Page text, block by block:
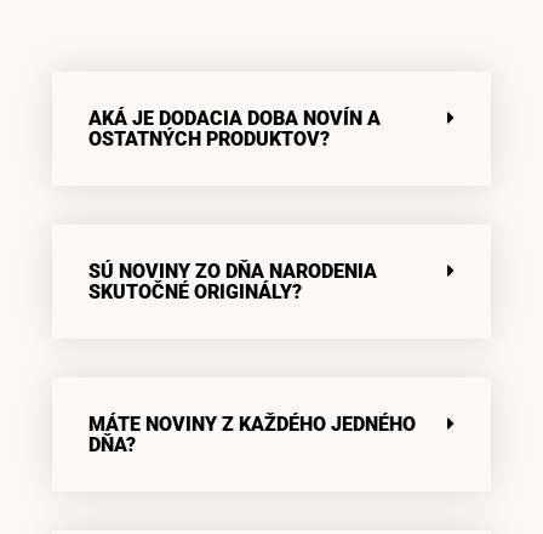
AKÁ JE DODACIA DOBA NOVÍN A
OSTATNÝCH PRODUKTOV?
SÚ NOVINY ZO DŇA NARODENIA
SKUTOČNÉ ORIGINÁLY?
MÁTE NOVINY Z KAŽDÉHO JEDNÉHO
DŇA?